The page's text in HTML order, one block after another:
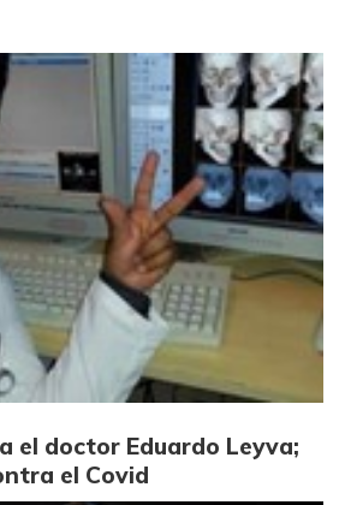
el doctor Eduardo Leyva;
el Covid